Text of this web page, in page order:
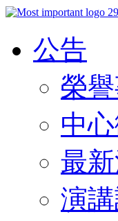
公告
榮
中
最
演